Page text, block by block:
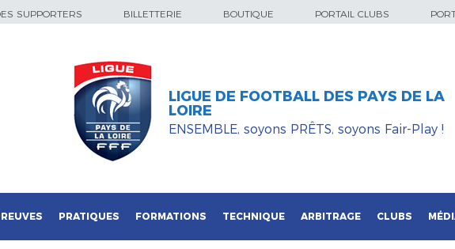
SUPPORTERS BILLETTERIE BOUTIQUE PORTAIL CLUBS
LIGUE DE FOOTBALL DES PAYS DE LA
LOIRE
ENSEMBLE, soyons PRÊTS, soyons Fair-Play !
PRATIQUES FORMATIONS TECHNIQUE ARBITRAGE CLUBS